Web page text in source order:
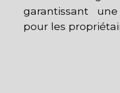
garantissant
pour les